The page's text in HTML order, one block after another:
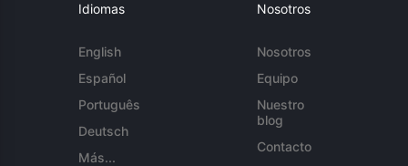
Idiomas
English
Español
Português
Deutsch
Más...
Nosotros
Nosotros
Equipo
Nuestro
blog
Contacto